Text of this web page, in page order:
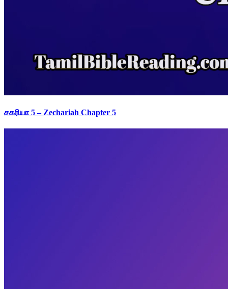
சகரியா 5 – Zechariah Chapter 5